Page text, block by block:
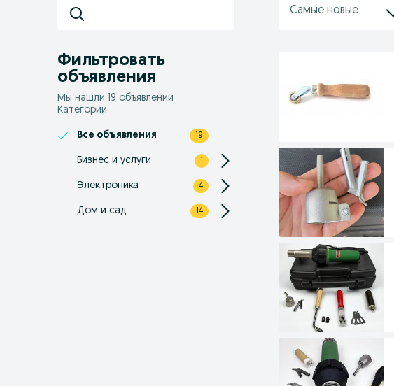
Фильтровать
объявления
Мы нашли 19 объявлений
Категории
Все объявления 19
Бизнес и услуги 1
Электроника 4
Дом и сад 14
Самые новые